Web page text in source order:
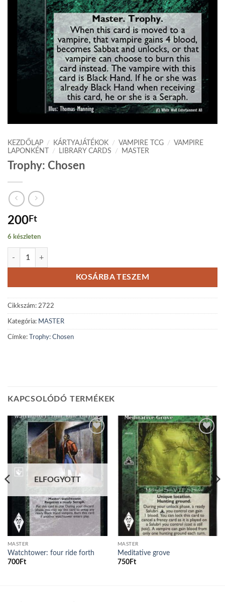
KEZDŐLAP / KÁRTYAJÁTÉKOK / VAMPIRE TCG /
VAMPIRE
LAPONKÉNT
/ LIBRARY CARDS / MASTER
Trophy: Chosen
200Ft
6 készleten
Trophy: Chosen mennyiség
KOSÁRBA TESZEM
Cikkszám: 2722
Kategória: MASTER
Címke: Trophy: Chosen
KAPCSOLÓDÓ TERMÉKEK
Add to
wishlist
ELFOGYOTT
MASTER
Watchtower: four ride forth
700Ft
Add to
wishlist
MASTER
Meditative grove
750Ft